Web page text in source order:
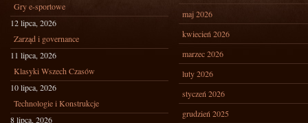
Gry e-sportowe
12 lipca, 2026
Zarząd i governance
11 lipca, 2026
Klasyki Wszech Czasów
10 lipca, 2026
Technologie i Konstrukcje
8 lipca, 2026
maj 2026
kwiecień 2026
marzec 2026
luty 2026
styczeń 2026
grudzień 2025